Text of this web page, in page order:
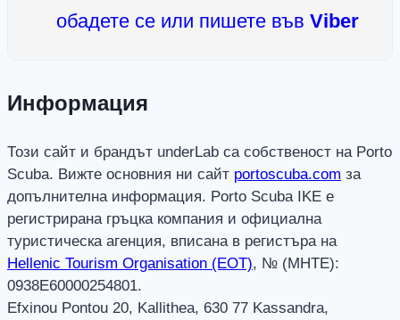
обадете се или пишете във Viber
Информация
Този сайт и брандът underLab са собственост на Porto
Scuba. Вижте основния ни сайт portoscuba.com за
допълнителна информация. Porto Scuba IKE е
регистрирана гръцка компания и официална
туристическа агенция, вписана в регистъра на
Hellenic Tourism Organisation (EOT), № (MHTE):
0938E60000254801.
Efxinou Pontou 20, Kallithea, 630 77 Kassandra,